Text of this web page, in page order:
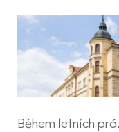
Během letních